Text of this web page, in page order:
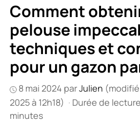
Comment
pelouse
techniques et
pour un gazon
8 mai 2024 parJulien
2025 à 12h18) · Durée de
minutes